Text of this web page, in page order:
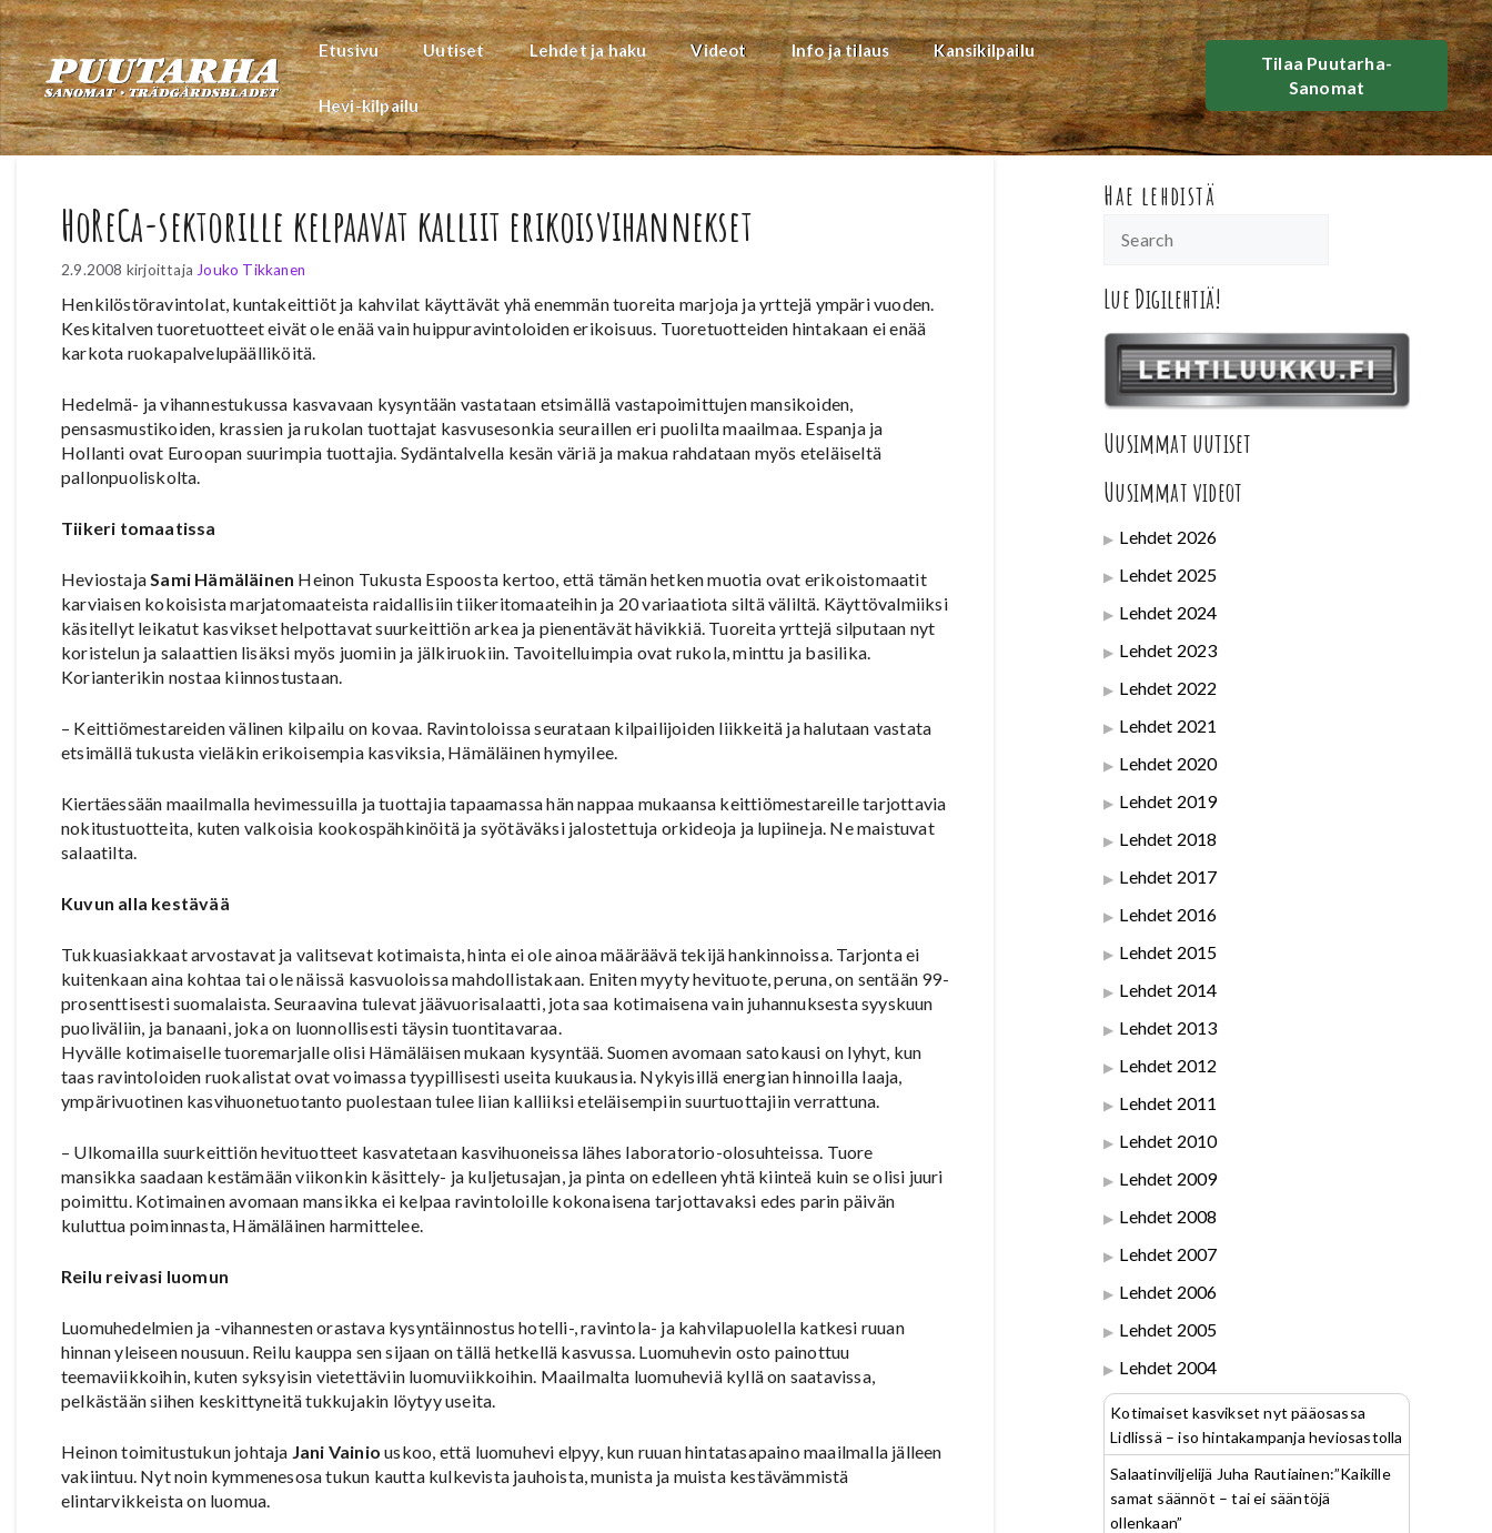
Siirry
sisältöön
Etusivu Uutiset Lehdet ja haku Videot Info ja tilaus Kansikilpailu
Hevi-kilpailu
Tilaa Puutarha-
Sanomat
HoReCa-sektorille kelpaavat kalliit erikoisvihannekset
2.9.2008 kirjoittaja Jouko Tikkanen
Henkilöstöravintolat, kuntakeittiöt ja kahvilat käyttävät yhä enemmän tuoreita marjoja ja yrttejä ympäri vuoden.
Keskitalven tuoretuotteet eivät ole enää vain huippuravintoloiden erikoisuus. Tuoretuotteiden hintakaan ei enää
karkota ruokapalvelupäälliköitä.
Hedelmä- ja vihannestukussa kasvavaan kysyntään vastataan etsimällä vastapoimittujen mansikoiden,
pensasmustikoiden, krassien ja rukolan tuottajat kasvusesonkia seuraillen eri puolilta maailmaa. Espanja ja
Hollanti ovat Euroopan suurimpia tuottajia. Sydäntalvella kesän väriä ja makua rahdataan myös eteläiseltä
pallonpuoliskolta.
Tiikeri tomaatissa
Heviostaja Sami Hämäläinen Heinon Tukusta Espoosta kertoo, että tämän hetken muotia ovat erikoistomaatit
karviaisen kokoisista marjatomaateista raidallisiin tiikeritomaateihin ja 20 variaatiota siltä väliltä. Käyttövalmiiksi
käsitellyt leikatut kasvikset helpottavat suurkeittiön arkea ja pienentävät hävikkiä. Tuoreita yrttejä silputaan nyt
koristelun ja salaattien lisäksi myös juomiin ja jälkiruokiin. Tavoitelluimpia ovat rukola, minttu ja basilika.
Korianterikin nostaa kiinnostustaan.
– Keittiömestareiden välinen kilpailu on kovaa. Ravintoloissa seurataan kilpailijoiden liikkeitä ja halutaan vastata
etsimällä tukusta vieläkin erikoisempia kasviksia, Hämäläinen hymyilee.
Kiertäessään maailmalla hevimessuilla ja tuottajia tapaamassa hän nappaa mukaansa keittiömestareille tarjottavia
nokitustuotteita, kuten valkoisia kookospähkinöitä ja syötäväksi jalostettuja orkideoja ja lupiineja. Ne maistuvat
salaatilta.
Kuvun alla kestävää
Tukkuasiakkaat arvostavat ja valitsevat kotimaista, hinta ei ole ainoa määräävä tekijä hankinnoissa. Tarjonta ei
kuitenkaan aina kohtaa tai ole näissä kasvuoloissa mahdollistakaan. Eniten myyty hevituote, peruna, on sentään 99-
prosenttisesti suomalaista. Seuraavina tulevat jäävuorisalaatti, jota saa kotimaisena vain juhannuksesta syyskuun
puoliväliin, ja banaani, joka on luonnollisesti täysin tuontitavaraa.
Hyvälle kotimaiselle tuoremarjalle olisi Hämäläisen mukaan kysyntää. Suomen avomaan satokausi on lyhyt, kun
taas ravintoloiden ruokalistat ovat voimassa tyypillisesti useita kuukausia. Nykyisillä energian hinnoilla laaja,
ympärivuotinen kasvihuonetuotanto puolestaan tulee liian kalliiksi eteläisempiin suurtuottajiin verrattuna.
– Ulkomailla suurkeittiön hevituotteet kasvatetaan kasvihuoneissa lähes laboratorio-olosuhteissa. Tuore
mansikka saadaan kestämään viikonkin käsittely- ja kuljetusajan, ja pinta on edelleen yhtä kiinteä kuin se olisi juuri
poimittu. Kotimainen avomaan mansikka ei kelpaa ravintoloille kokonaisena tarjottavaksi edes parin päivän
kuluttua poiminnasta, Hämäläinen harmittelee.
Reilu reivasi luomun
Luomuhedelmien ja -vihannesten orastava kysyntäinnostus hotelli-, ravintola- ja kahvilapuolella katkesi ruuan
hinnan yleiseen nousuun. Reilu kauppa sen sijaan on tällä hetkellä kasvussa. Luomuhevin osto painottuu
teemaviikkoihin, kuten syksyisin vietettäviin luomuviikkoihin. Maailmalta luomuheviä kyllä on saatavissa,
pelkästään siihen keskittyneitä tukkujakin löytyy useita.
Heinon toimitustukun johtaja Jani Vainio uskoo, että luomuhevi elpyy, kun ruuan hintatasapaino maailmalla jälleen
vakiintuu. Nyt noin kymmenesosa tukun kautta kulkevista jauhoista, munista ja muista kestävämmistä
elintarvikkeista on luomua.
Hae lehdistä
Lue Digilehtiä!
Uusimmat uutiset
Uusimmat videot
Lehdet 2026
Lehdet 2025
Lehdet 2024
Lehdet 2023
Lehdet 2022
Lehdet 2021
Lehdet 2020
Lehdet 2019
Lehdet 2018
Lehdet 2017
Lehdet 2016
Lehdet 2015
Lehdet 2014
Lehdet 2013
Lehdet 2012
Lehdet 2011
Lehdet 2010
Lehdet 2009
Lehdet 2008
Lehdet 2007
Lehdet 2006
Lehdet 2005
Lehdet 2004
Kotimaiset kasvikset nyt pääosassa
Lidlissä – iso hintakampanja heviosastolla
Salaatinviljelijä Juha Rautiainen:”Kaikille
samat säännöt – tai ei sääntöjä
ollenkaan”